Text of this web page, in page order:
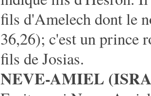
fils d'Amelech dont le
36,26); c'est un prince
fils de Josias.
NEVE-AMIEL